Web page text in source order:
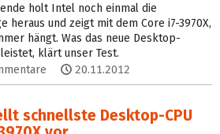
holt Intel noch einmal die
heraus und zeigt mit dem Core i7-3970X,
hängt. Was das neue Desktop-
klärt unser Test.
20.11.2012
schnellste Desktop-CPU